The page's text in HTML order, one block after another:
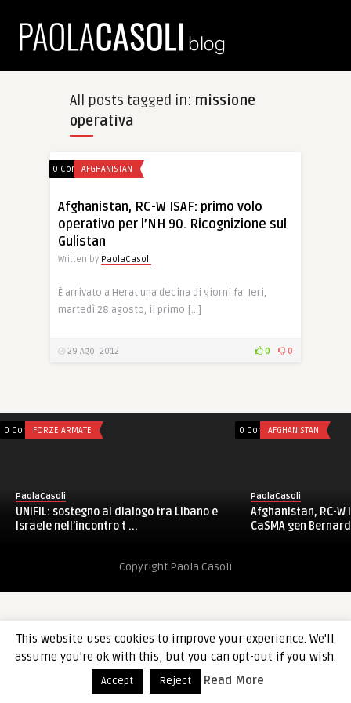
All posts tagged in: missione
operativa
0 CommentsAFGHANISTAN
Afghanistan, RC-W ISAF: primo volo
operativo per l’NH 90. Ricognizione sul
Gulistan
Written by PaolaCasoli
È arrivato a Herat una decina di giorni fa. Ieri,
martedì 28 agosto, il primo […]
29 Ago, 2012 0 0
0 CommentsFORZE ARMATE
PaolaCasoli
UNIFIL: sostegno al dialogo tra Libano e
Israele nell’incontro t ...
0 CommentsAFGHANISTAN
PaolaCasoli
Afghanistan, RC-W
CaSMA gen
Copyright Paola Casoli
This website uses cookies to improve your experience. We'll
assume you're ok with this, but you can opt-out if you wish.
Accept Reject Read More